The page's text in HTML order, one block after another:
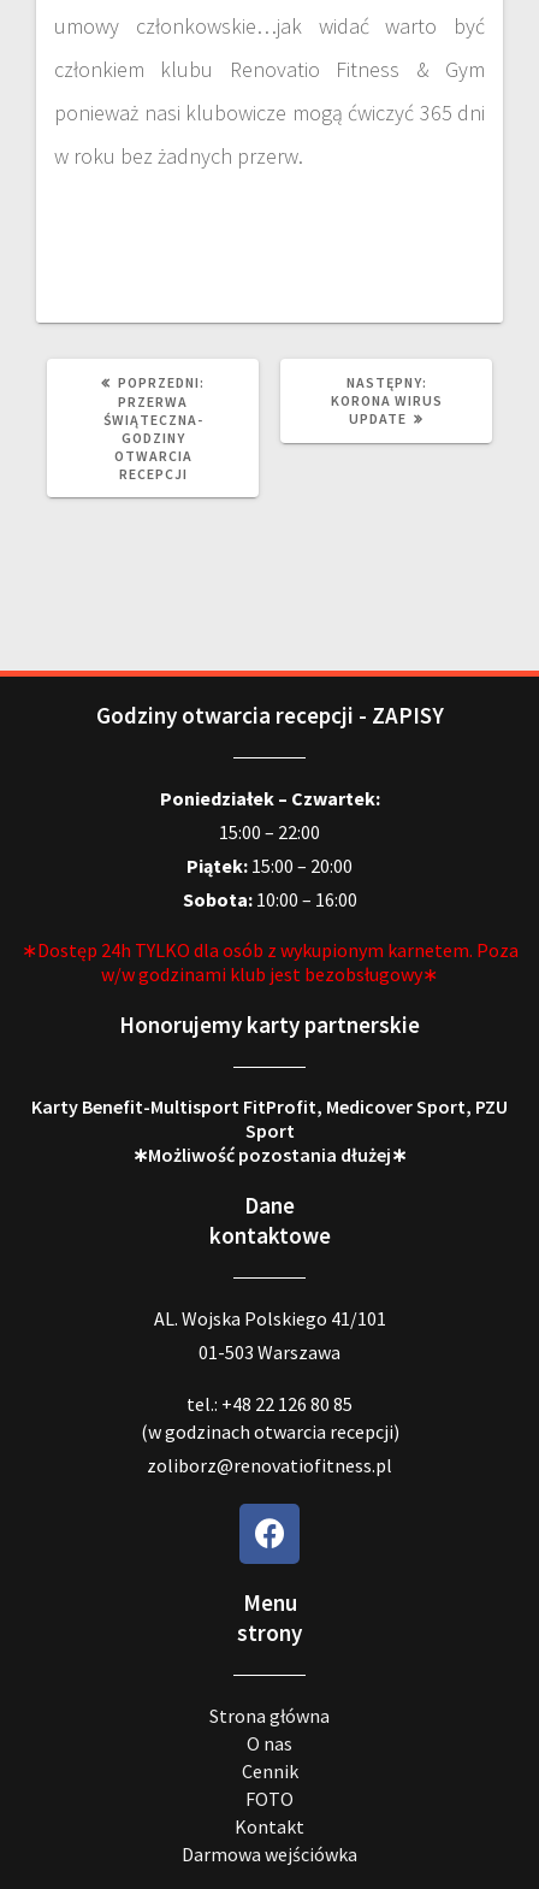
umowy członkowskie…jak widać warto być
członkiem klubu Renovatio Fitness & Gym
ponieważ nasi klubowicze mogą ćwiczyć 365 dni
w roku bez żadnych przerw.
POPRZEDNI:
PRZERWA
ŚWIĄTECZNA-
GODZINY
OTWARCIA
RECEPCJI
NASTĘPNY:
KORONA WIRUS
UPDATE
Godziny otwarcia recepcji - ZAPISY
Poniedziałek – Czwartek:
15:00 – 22:00
Piątek: 15:00 – 20:00
Sobota:10:00 – 16:00
∗Dostęp 24h TYLKO dla osób z wykupionym karnetem. Poza
w/w godzinami klub jest bezobsługowy∗
Honorujemy karty partnerskie
Karty Benefit-Multisport FitProfit, Medicover Sport, PZU
Sport
∗Możliwość pozostania dłużej∗
Dane
kontaktowe
AL. Wojska Polskiego 41/101
01-503 Warszawa
tel.: +48 22 126 80 85
(w godzinach otwarcia recepcji)
zoliborz@renovatiofitness.pl
Menu
strony
Strona główna
O nas
Cennik
FOTO
Kontakt
Darmowa wejściówka